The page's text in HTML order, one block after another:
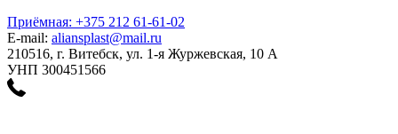
Приёмная: +375 212 61-61-02
E-mail: aliansplast@mail.ru
210516, г. Витебск, ул. 1-я Журжевская, 10 А
УНП 300451566